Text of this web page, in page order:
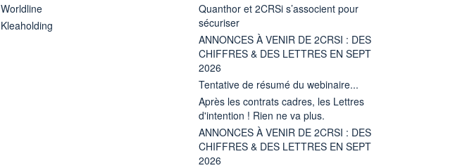
Worldline
Kleaholding
Quanthor et 2CRSi s’associent pour
sécuriser
ANNONCES À VENIR DE 2CRSI : DES
CHIFFRES & DES LETTRES EN SEPT
2026
Tentative de résumé du webinaire...
Après les contrats cadres, les Lettres
d'intention ! Rien ne va plus.
ANNONCES À VENIR DE 2CRSI : DES
CHIFFRES & DES LETTRES EN SEPT
2026